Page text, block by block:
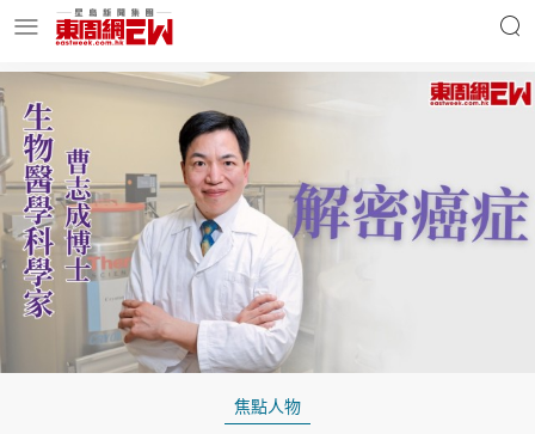
明星名人
東周Ladies 優享生活
東周食玩通
焦點人物